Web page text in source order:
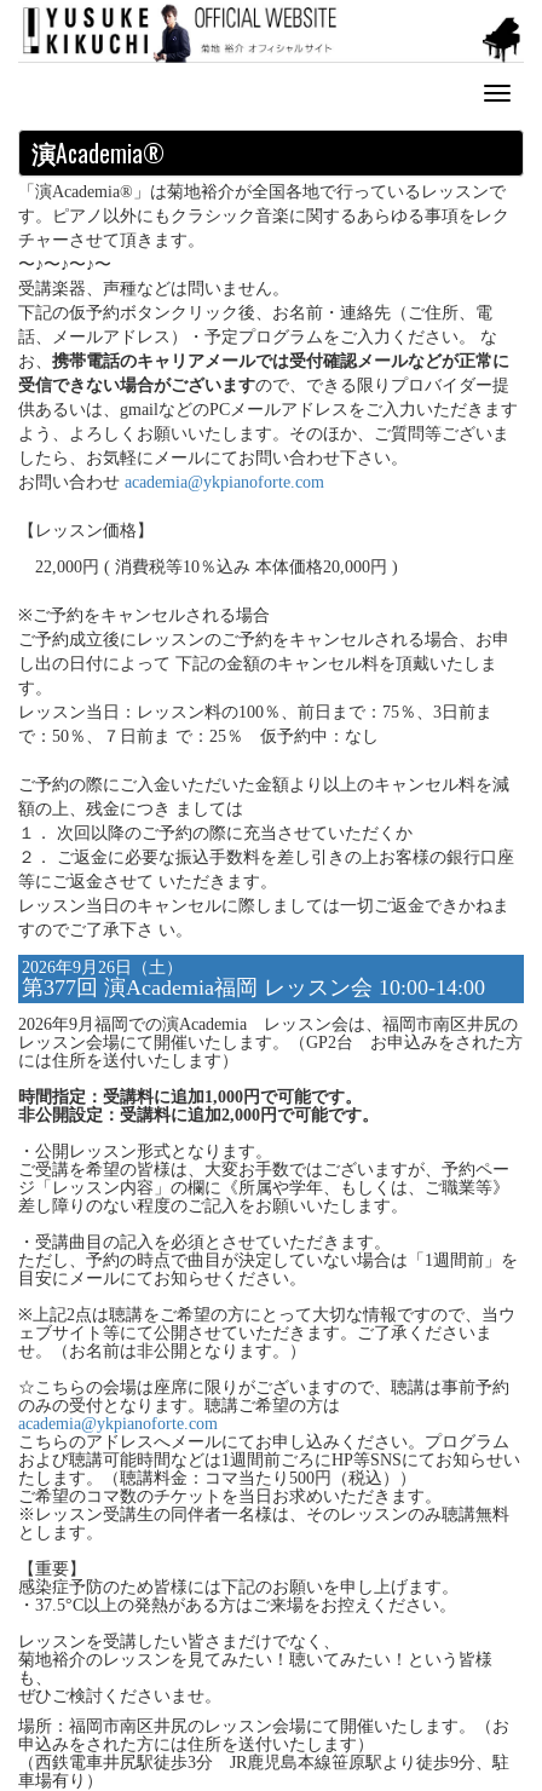
Toggle
演Academia®
「演Academia®」は菊地裕介が全国各地で行っているレッスンで
す。ピアノ以外にもクラシック音楽に関するあらゆる事項をレク
チャーさせて頂きます。
〜♪〜♪〜♪〜
受講楽器、声種などは問いません。
下記の仮予約ボタンクリック後、お名前・連絡先（ご住所、電
話、メールアドレス）・予定プログラムをご入力ください。 な
お、 携帯電話のキャリアメールでは受付確認メールなどが正常に
受信できない場合がございますので、できる限りプロバイダー提
供あるいは、gmailなどのPCメールアドレスをご入力いただきます
よう、よろしくお願いいたします。そのほか、ご質問等ございま
したら、お気軽にメールにてお問い合わせ下さい。
お問い合わせ academia@ykpianoforte.com
【レッスン価格】
22,000円 ( 消費税等10％込み 本体価格20,000円 )
※ご予約をキャンセルされる場合
ご予約成立後にレッスンのご予約をキャンセルされる場合、お申
し出の日付によって 下記の金額のキャンセル料を頂戴いたしま
す。
レッスン当日：レッスン料の100％、前日まで：75％、3日前ま
で：50％、７日前ま で：25％ 仮予約中：なし
ご予約の際にご入金いただいた金額より以上のキャンセル料を減
額の上、残金につき ましては
１． 次回以降のご予約の際に充当させていただくか
２． ご返金に必要な振込手数料を差し引きの上お客様の銀行口座
等にご返金させて いただきます。
レッスン当日のキャンセルに際しましては一切ご返金できかねま
すのでご了承下さ い。
2026年9月26日（土）
第377回 演Academia福岡 レッスン会 10:00-14:00
2026年9月福岡での演Academia レッスン会は、福岡市南区井尻の
レッスン会場にて開催いたします。（GP2台 お申込みをされた方
には住所を送付いたします）
時間指定：受講料に追加1,000円で可能です。
非公開設定：受講料に追加2,000円で可能です。
・公開レッスン形式となります。
ご受講を希望の皆様は、大変お手数ではございますが、予約ペー
ジ「レッスン内容」の欄に《所属や学年、もしくは、ご職業等》
差し障りのない程度のご記入をお願いいたします。
・受講曲目の記入を必須とさせていただきます。
ただし、予約の時点で曲目が決定していない場合は「1週間前」を
目安にメールにてお知らせください。
※上記2点は聴講をご希望の方にとって大切な情報ですので、当ウ
ェブサイト等にて公開させていただきます。ご了承くださいま
せ。（お名前は非公開となります。）
☆こちらの会場は座席に限りがございますので、聴講は事前予約
のみの受付となります。聴講ご希望の方は
academia@ykpianoforte.com
こちらのアドレスへメールにてお申し込みください。プログラム
および聴講可能時間などは1週間前ごろにHP等SNSにてお知らせい
たします。（聴講料金：コマ当たり500円（税込））
ご希望のコマ数のチケットを当日お求めいただきます。
※レッスン受講生の同伴者一名様は、そのレッスンのみ聴講無料
とします。
【重要】
感染症予防のため皆様には下記のお願いを申し上げます。
・37.5°C以上の発熱がある方はご来場をお控えください。
レッスンを受講したい皆さまだけでなく、
菊地裕介のレッスンを見てみたい！聴いてみたい！という皆様
も、
ぜひご検討くださいませ。
場所：福岡市南区井尻のレッスン会場にて開催いたします。（お
申込みをされた方には住所を送付いたします）
（西鉄電車井尻駅徒歩3分 JR鹿児島本線笹原駅より徒歩9分、駐
車場有り）